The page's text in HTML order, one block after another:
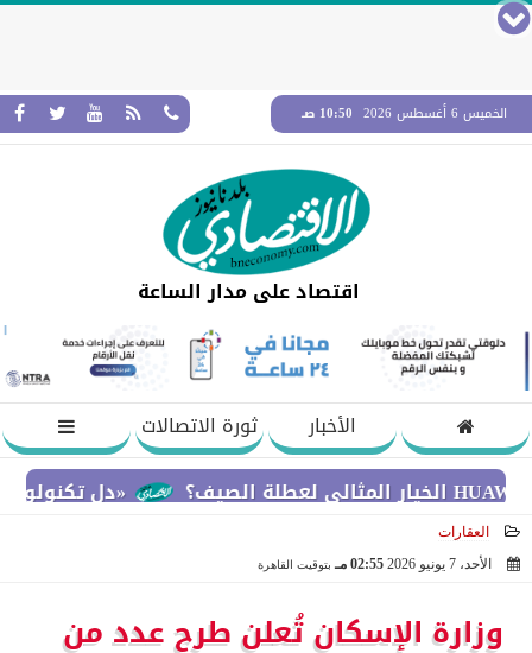
الخميس 6 أغسطس 2026 10:50 صـ
اقتصاد على مدار الساعة
الأخبار
ثورة الاتصالات
«دل تكنولوجيز»
العقارات
الأحد، 7 يونيو 2026
02:55 مـ بتوقيت القاهرة
وزارة الإسكان تُعلن طرح عدد من